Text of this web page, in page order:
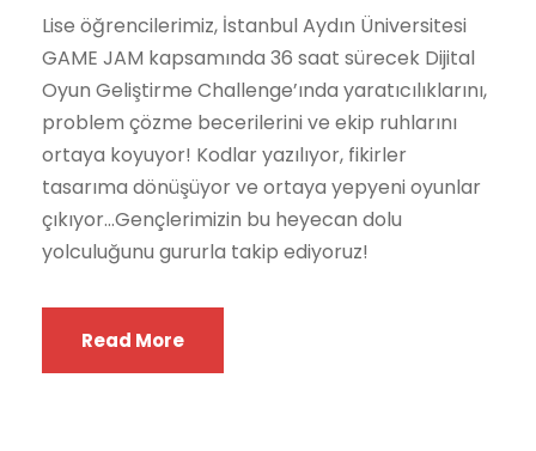
Lise öğrencilerimiz, İstanbul Aydın Üniversitesi
GAME JAM kapsamında 36 saat sürecek Dijital
Oyun Geliştirme Challenge’ında yaratıcılıklarını,
problem çözme becerilerini ve ekip ruhlarını
ortaya koyuyor! Kodlar yazılıyor, fikirler
tasarıma dönüşüyor ve ortaya yepyeni oyunlar
çıkıyor…Gençlerimizin bu heyecan dolu
yolculuğunu gururla takip ediyoruz!
Read More